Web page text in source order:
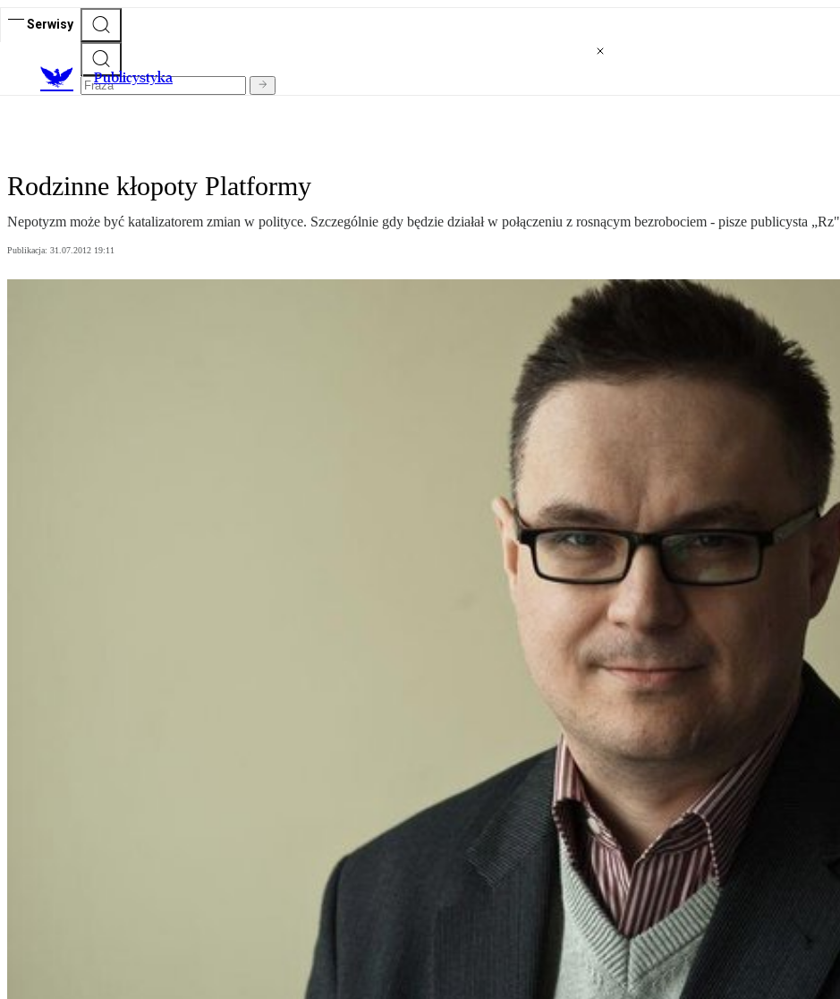
Serwisy
Publicystyka
Rodzinne kłopoty Platformy
Nepotyzm może być katalizatorem zmian w polityce. Szczególnie gdy będzie działał w połączeniu z rosnącym bezrobociem - pisze publicysta „Rz"
Publikacja: 31.07.2012 19:11